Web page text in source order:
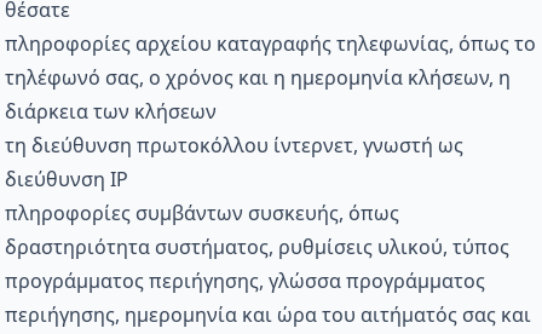
θέσατε
πληροφορίες αρχείου καταγραφής τηλεφωνίας, όπως το
τηλέφωνό σας, ο χρόνος και η ημερομηνία κλήσεων, η
διάρκεια των κλήσεων
τη διεύθυνση πρωτοκόλλου ίντερνετ, γνωστή ως
διεύθυνση IP
πληροφορίες συμβάντων συσκευής, όπως
δραστηριότητα συστήματος, ρυθμίσεις υλικού, τύπος
προγράμματος περιήγησης, γλώσσα προγράμματος
περιήγησης, ημερομηνία και ώρα του αιτήματός σας και